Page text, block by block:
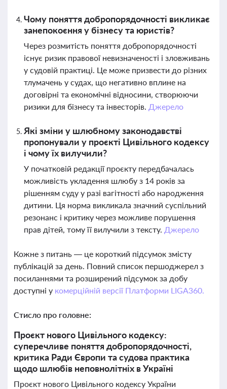
Чому поняття добропорядочності викликає
занепокоєння у бізнесу та юристів?
Через розмитість поняття добропорядочності
існує ризик правової невизначеності і зловживань
у судовій практиці. Це може призвести до різних
тлумачень у судах, що негативно вплине на
договірні та економічні відносини, створюючи
ризики для бізнесу та інвесторів. Джерело
Які зміни у шлюбному законодавстві
пропонували у проєкті Цивільного кодексу
і чому їх вилучили?
У початковій редакції проєкту передбачалась
можливість укладення шлюбу з 14 років за
рішенням суду у разі вагітності або народження
дитини. Ця норма викликала значний суспільний
резонанс і критику через можливе порушення
прав дітей, тому її вилучили з тексту. Джерело
Кожне з питань — це короткий підсумок змісту
публікацій за день. Повний список першоджерел з
посиланнями та розширений підсумок за добу
доступні у комерційній версії Платформи LIGA360.
Стисло про головне:
Проєкт нового Цивільного кодексу:
суперечливе поняття добропорядочності,
критика Ради Європи та судова практика
щодо шлюбів неповнолітніх в Україні
Проєкт нового Цивільного кодексу України